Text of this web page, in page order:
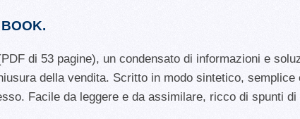
di 53 pagine), un condensato di informazioni e
della vendita. Scritto in modo sintetico, semplice
Facile da leggere e da assimilare, ricco di spunti di